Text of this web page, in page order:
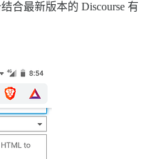
合最新版本的 Discourse 有